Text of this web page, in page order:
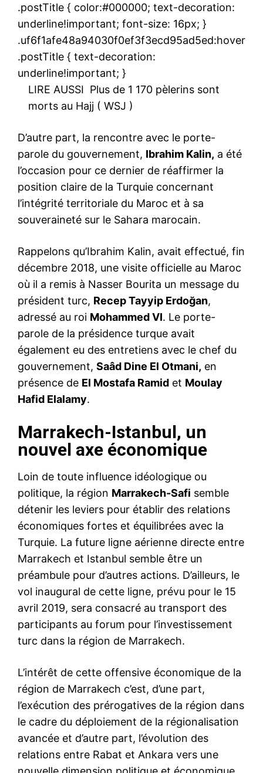
.postTitle { color:#000000; text-decoration:
underline!important; font-size: 16px; }
.uf6f1afe48a94030f0ef3f3ecd95ad5ed:hover
.postTitle { text-decoration:
underline!important; }
LIRE AUSSI Plus de 1 170 pèlerins sont
morts au Hajj ( WSJ )
D’autre part, la rencontre avec le porte-
parole du gouvernement, Ibrahim Kalin, a été
l’occasion pour ce dernier de réaffirmer la
position claire de la Turquie concernant
l’intégrité territoriale du Maroc et à sa
souveraineté sur le Sahara marocain.
Rappelons qu’Ibrahim Kalin, avait effectué, fin
décembre 2018, une visite officielle au Maroc
où il a remis à Nasser Bourita un message du
président turc, Recep Tayyip Erdoğan,
adressé au roi Mohammed VI. Le porte-
parole de la présidence turque avait
également eu des entretiens avec le chef du
gouvernement, Saâd Dine El Otmani, en
présence de El Mostafa Ramid et Moulay
Hafid Elalamy.
Marrakech-Istanbul, un
nouvel axe économique
Loin de toute influence idéologique ou
politique, la région Marrakech-Safi semble
détenir les leviers pour établir des relations
économiques fortes et équilibrées avec la
Turquie. La future ligne aérienne directe entre
Marrakech et Istanbul semble être un
préambule pour d’autres actions. D’ailleurs, le
vol inaugural de cette ligne, prévu pour le 15
avril 2019, sera consacré au transport des
participants au forum pour l’investissement
turc dans la région de Marrakech.
L’intérêt de cette offensive économique de la
région de Marrakech c’est, d’une part,
l’exécution des prérogatives de la région dans
le cadre du déploiement de la régionalisation
avancée et d’autre part, l’évolution des
relations entre Rabat et Ankara vers une